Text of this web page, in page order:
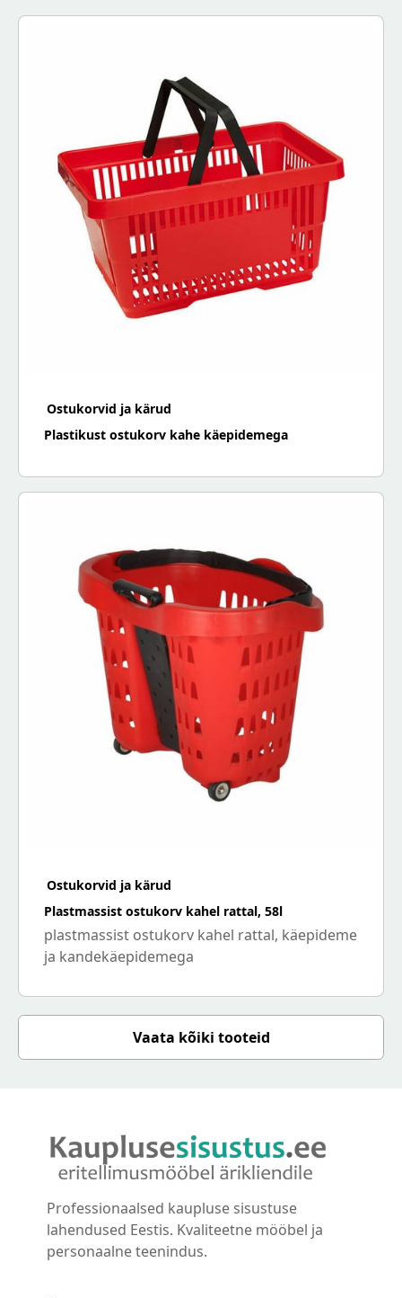
Ostukorvid ja kärud
Plastikust ostukorv kahe käepidemega
Ostukorvid ja kärud
Plastmassist ostukorv kahel rattal, 58l
plastmassist ostukorv kahel rattal, käepideme
ja kandekäepidemega
Vaata kõiki tooteid
Professionaalsed kaupluse sisustuse
lahendused Eestis. Kvaliteetne mööbel ja
personaalne teenindus.